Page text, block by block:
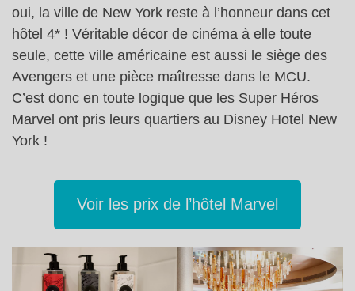
oui, la ville de New York reste à l’honneur dans cet
hôtel 4* ! Véritable décor de cinéma à elle toute
seule, cette ville américaine est aussi le siège des
Avengers et une pièce maîtresse dans le MCU.
C’est donc en toute logique que les Super Héros
Marvel ont pris leurs quartiers au Disney Hotel New
York !
Voir les prix de l’hôtel Marvel